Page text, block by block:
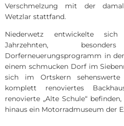
Verschmelzung mit der
Wetzlar stattfand.
Niederwetz entwickelte
Jahrzehnten,
Dorferneuerungsprogramm in
einem schmucken Dorf im
sich im Ortskern
komplett renoviertes
renovierte „Alte Schule“
hinaus ein Motorradmuseum der